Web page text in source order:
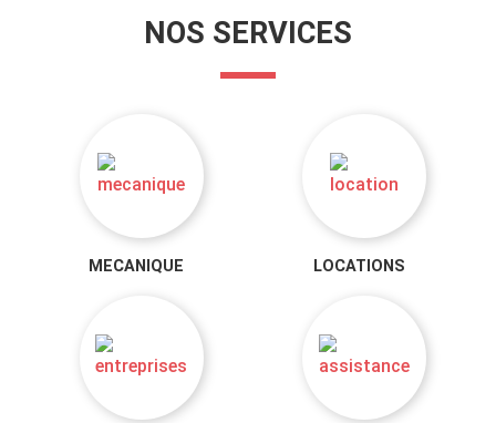
NOS SERVICES
MECANIQUE LOCATIONS